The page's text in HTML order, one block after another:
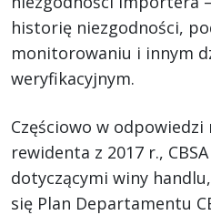
historię niezgodności,
monitorowaniu i innym
weryfikacyjnym.
Częściowo w
rewidenta z 2017 r.,
dotyczącymi winy
się Plan Departamentu